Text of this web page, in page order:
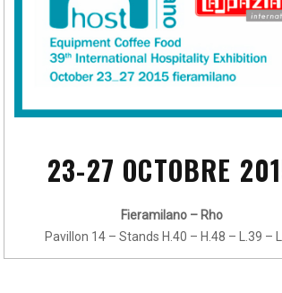
23-27 OCTOBRE
Fieramilano – Rho
Pavillon 14 – Stands H.40 – H.48 – L.39 –